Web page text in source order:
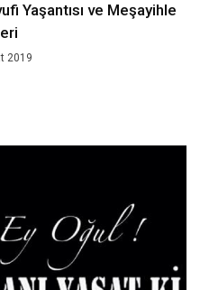
Yaşantısı ve Meşayihle
2019